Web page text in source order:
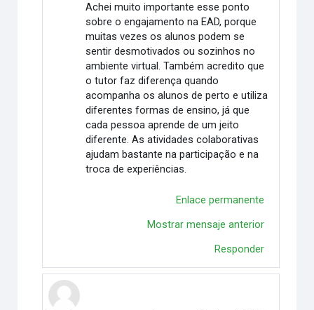
Achei muito importante esse ponto
sobre o engajamento na EAD, porque
muitas vezes os alunos podem se
sentir desmotivados ou sozinhos no
ambiente virtual. Também acredito que
o tutor faz diferença quando
acompanha os alunos de perto e utiliza
diferentes formas de ensino, já que
cada pessoa aprende de um jeito
diferente. As atividades colaborativas
ajudam bastante na participação e na
troca de experiências.
Enlace permanente
Mostrar mensaje anterior
Responder